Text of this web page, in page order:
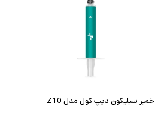
خمیر سیلیکون دیپ کول مدل Z10